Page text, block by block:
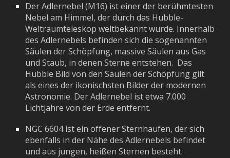
DerAdlernebel (M16) ist einer der berühmtesten
Nebel am Himmel, der durch das Hubble-
Weltraumteleskop weltbekannt wurde. Innerhalb
des Adlernebels befinden sich die sogenannten
Säulen der Schöpfung, massive Säulen aus Gas
und Staub, in denen Sterne entstehen. Das
Hubble Bild von den Säulen der Schöpfung gilt
als eines der ikonischsten Bilder der modernen
Astronomie. Der Adlernebel istetwa 7.000
Lichtjahre von der Erde entfernt.
NGC 6604 ist ein offener Sternhaufen, der sich
ebenfalls in der Nähe des Adlernebels befindet
und aus jungen, heißen Sternen besteht.